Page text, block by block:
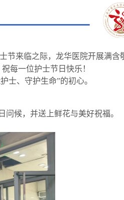
节来临之际，龙华医院开展满含
每一位护士节日快乐！
士、守护生命”的初心。
候，并送上鲜花与美好祝福。